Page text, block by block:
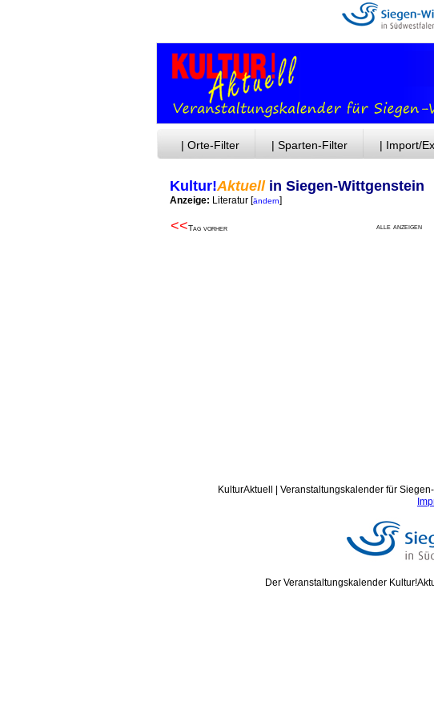
| Orte-Filter | Sparten-Filter | Import/
Kultur!Aktuellin Siegen-Wittgenstein
Anzeige: Literatur [ändern]
<<Tag vorher alle anzeigen
KulturAktuell | Veranstaltungskalender für
Der Veranstaltungskalender